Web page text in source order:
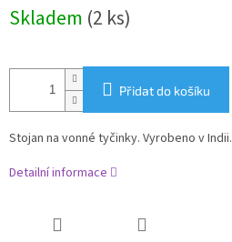
cena:
Skladem (2 ks)
Přidat do košíku
Stojan na vonné tyčinky. Vyrobeno v Indii.
Detailní informace